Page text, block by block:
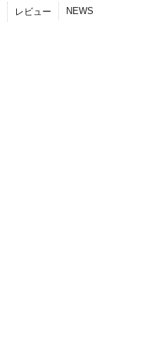
レビュー NEWS